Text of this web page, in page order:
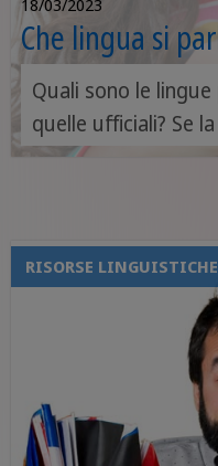
18/03/2023
Che lingua si
ufficiale e
Quali sono le
quelle ufficiali? Se
esiste, allora che
del Belgio, ti
sono le lingue
Paese, e per quale
RISORSE LINGUISTICHE